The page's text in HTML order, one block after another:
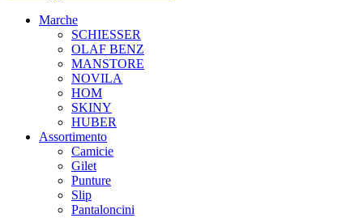
Marche
SCHIESSER
OLAF BENZ
MANSTORE
NOVILA
HOM
SKINY
HUBER
Assortimento
Camicie
Gilet
Punture
Slip
Pantaloncini